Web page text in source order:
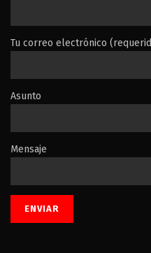
Tu correo electrónico
Asunto
Mensaje